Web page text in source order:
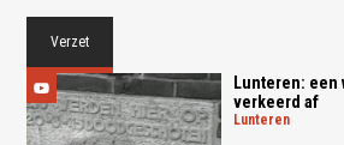
Verzet
Lunteren: een
verkeerd af
lunteren